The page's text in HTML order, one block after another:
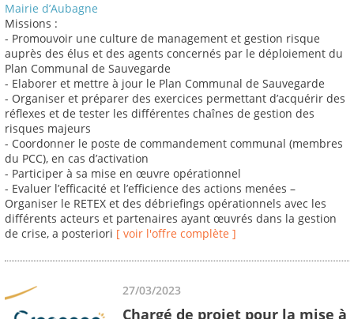
Mairie d’Aubagne
Missions :
- Promouvoir une culture de management et gestion risque
auprès des élus et des agents concernés par le déploiement du
Plan Communal de Sauvegarde
- Elaborer et mettre à jour le Plan Communal de Sauvegarde
- Organiser et préparer des exercices permettant d’acquérir des
réflexes et de tester les différentes chaînes de gestion des
risques majeurs
- Coordonner le poste de commandement communal (membres
du PCC), en cas d’activation
- Participer à sa mise en œuvre opérationnel
- Evaluer l’efficacité et l’efficience des actions menées –
Organiser le RETEX et des débriefings opérationnels avec les
différents acteurs et partenaires ayant œuvrés dans la gestion
de crise, a posteriori [ voir l'offre complète ]
27/03/2023
Chargé de projet pour la mise à